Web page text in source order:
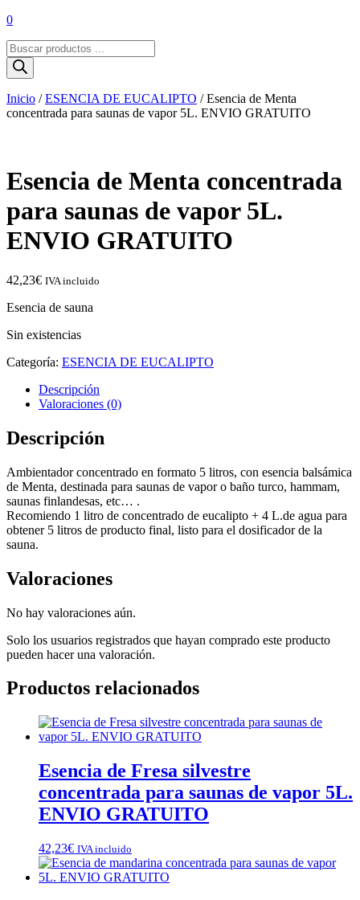
0
Búsqueda
de
productos
Inicio /ESENCIA DE EUCALIPTO / Esencia de Menta
concentrada para saunas de vapor 5L. ENVIO GRATUITO
Esencia de Menta concentrada
para saunas de vapor 5L.
ENVIO GRATUITO
42,23€ IVA incluido
Esencia de sauna
Sin existencias
Categoría: ESENCIA DE EUCALIPTO
Descripción
Valoraciones (0)
Descripción
Ambientador concentrado en formato 5 litros, con esencia balsámica
de Menta, destinada para saunas de vapor o baño turco, hammam,
saunas finlandesas, etc… .
Recomiendo 1 litro de concentrado de eucalipto + 4 L.de agua para
obtener 5 litros de producto final, listo para el dosificador de la
sauna.
Valoraciones
No hay valoraciones aún.
Solo los usuarios registrados que hayan comprado este producto
pueden hacer una valoración.
Productos relacionados
Esencia de Fresa silvestre
concentrada para saunas de vapor 5L.
ENVIO GRATUITO
42,23€ IVA incluido